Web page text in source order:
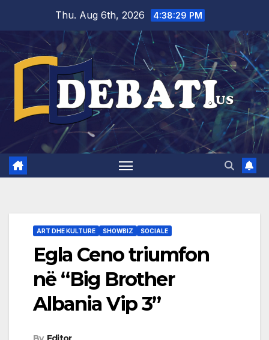
content
Thu. Aug 6th, 2026 4:38:30 PM
ART DHE KULTURE SHOWBIZ SOCIALE
Egla Ceno triumfon
në “Big Brother
Albania Vip 3”